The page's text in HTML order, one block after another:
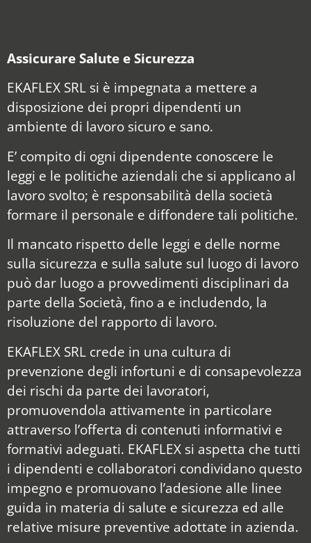
Assicurare Salute e Sicurezza
EKAFLEX SRL si è impegnata a mettere a
disposizione dei propri dipendenti un
ambiente di lavoro sicuro e sano.
E’ compito di ogni dipendente conoscere le
leggi e le politiche aziendali che si applicano al
lavoro svolto; è responsabilità della società
formare il personale e diffondere tali politiche.
Il mancato rispetto delle leggi e delle norme
sulla sicurezza e sulla salute sul luogo di lavoro
può dar luogo a provvedimenti disciplinari da
parte della Società, fino a e includendo, la
risoluzione del rapporto di lavoro.
EKAFLEX SRL crede in una cultura di
prevenzione degli infortuni e di consapevolezza
dei rischi da parte dei lavoratori,
promuovendola attivamente in particolare
attraverso l’offerta di contenuti informativi e
formativi adeguati. EKAFLEX si aspetta che tutti
i dipendenti e collaboratori condividano questo
impegno e promuovano l’adesione alle linee
guida in materia di salute e sicurezza ed alle
relative misure preventive adottate in azienda.